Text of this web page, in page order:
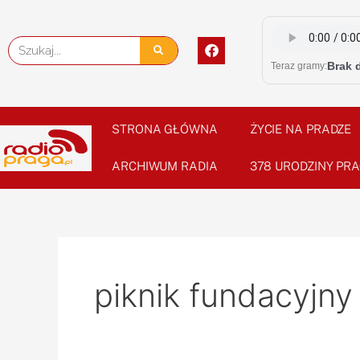
content
Szukaj
F
a
c
o
o
k
Teraz gramy:Brak
STRONA GŁÓWNA ŻYCIE NA PRADZE
ARCHIWUM RADIA 378 URODZINY
piknik fundacyjny